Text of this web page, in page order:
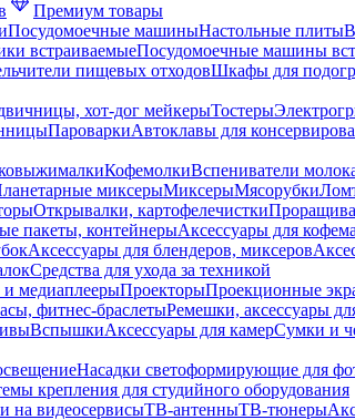
Премиум товары
Посудомоечные машиныНастольные плиты
встраиваемыеПосудомоечные машины
пищевых отходовШкафы для
хот-дог мейкерыТостеры
ПароваркиАвтоклавы для
КофемолкиВспениватели
миксерыМиксерыМясорубки
Открывалки, картофелечистки
пакеты, контейнерыАксессуары для
Аксессуары для блендеров, миксеров
Средства для ухода за техникой
медиаплеерыПроекторыПроекционные
фитнес-браслетыРемешки, аксессуары
ВспышкиАксессуары для камерСумки и
Насадки светоформирующие для
крепления для студийного оборудования
на видеосервисыТВ-антенныТВ-тюнеры